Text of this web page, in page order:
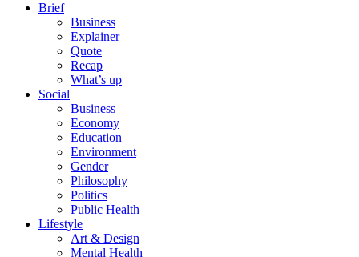
Brief
Business
Explainer
Quote
Recap
What’s up
Social
Business
Economy
Education
Environment
Gender
Philosophy
Politics
Public Health
Lifestyle
Art & Design
Mental Health